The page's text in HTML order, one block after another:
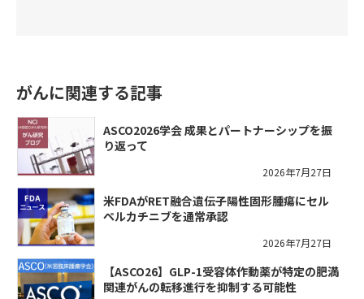
がんに関連する記事
ASCO2026学会 成果とパートナーシップを振
り返って
2026年7月27日
米FDAがRET融合遺伝子陽性固形腫瘍にセル
ペルカチニブを通常承認
2026年7月27日
【ASCO26】GLP-1受容体作動薬が特定の肥満
関連がんの転移進行を抑制する可能性